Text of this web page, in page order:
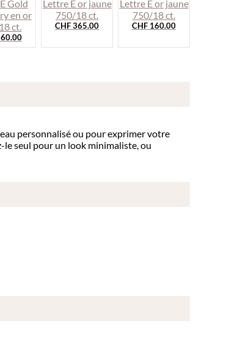
CHF365.00 CHF 160.00
personnalisé ou pour exprimer votre
seul pour un look minimaliste, ou